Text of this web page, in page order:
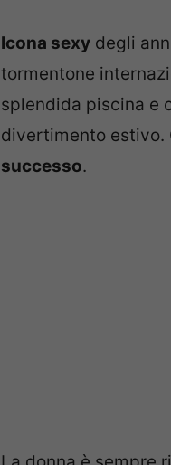
Icona sexy degli
tormentone
splendida piscina e
divertimento estivo.
successo.